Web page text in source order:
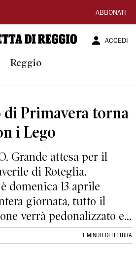
ABBONATI
ACCEDI
Reggio
Primavera torna
i Lego
Grande attesa per il
di Roteglia.
domenica 13 aprile
giornata, tutto il
verrà pedonalizzato e...
1 MINUTI DI LETTURA